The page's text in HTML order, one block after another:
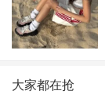
大家都在抢